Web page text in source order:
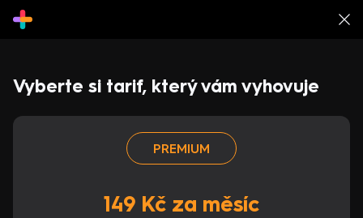
Vyberte si tarif, který vám vyhovuje
PREMIUM
149 Kč za měsíc